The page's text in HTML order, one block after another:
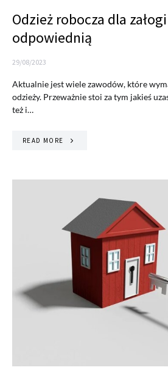
Odzież robocza dla
odpowiednią
29/08/2023
Aktualnie jest wiele zawodów, które
odzieży. Przeważnie stoi za tym jakieś
też i…
READ MORE